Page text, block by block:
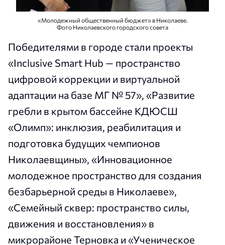
«Молодежный общественный бюджет» в Николаеве.
Фото Николаевского городского совета
Победителями в городе стали проекты
«Inclusive Smart Hub — пространство
цифровой коррекции и виртуальной
адаптации на базе МГ № 57», «Развитие
гребли в крытом бассейне КДЮСШ
«Олимп»: инклюзия, реабилитация и
подготовка будущих чемпионов
Николаевщины», «Инновационное
молодежное пространство для создания
безбарьерной среды в Николаеве»,
«Семейный сквер: пространство силы,
движения и восстановления» в
микрорайоне Терновка и «Ученическое